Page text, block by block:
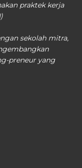
praktek kerja
sekolah mitra,
preneur yang